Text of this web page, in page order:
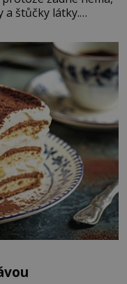
a štůčky látky.
po jeho smrti